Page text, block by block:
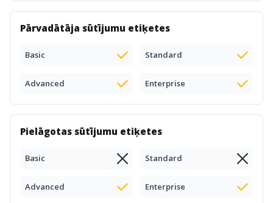
Pārvadātāja sūtījumu etiķetes
Basic Standard
Advanced Enterprise
Pielāgotas sūtījumu etiķetes
Basic Standard
Advanced Enterprise